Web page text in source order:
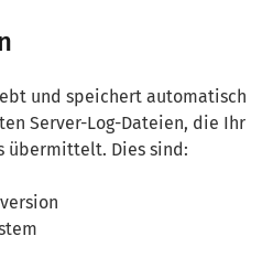
und speichert automatisch
Server-Log-Dateien, die Ihr
übermittelt. Dies sind: